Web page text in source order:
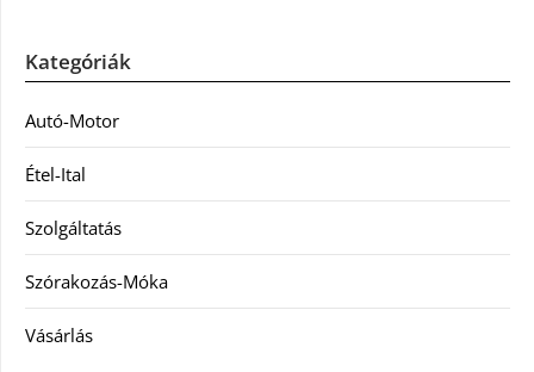
Kategóriák
Autó-Motor
Étel-Ital
Szolgáltatás
Szórakozás-Móka
Vásárlás